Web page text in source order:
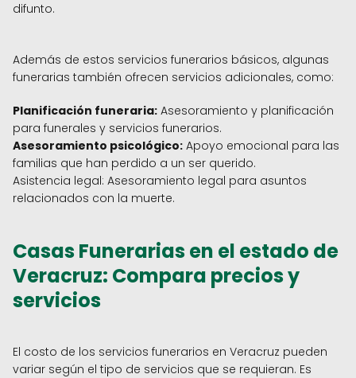
difunto.
Además de estos servicios funerarios básicos, algunas
funerarias también ofrecen servicios adicionales, como:
Planificación funeraria: Asesoramiento y planificación
para funerales y servicios funerarios.
Asesoramiento psicológico: Apoyo emocional para las
familias que han perdido a un ser querido.
Asistencia legal: Asesoramiento legal para asuntos
relacionados con la muerte.
Casas Funerarias en el estado de
Veracruz: Compara precios y
servicios
El costo de los servicios funerarios en Veracruz pueden
variar según el tipo de servicios que se requieran. Es